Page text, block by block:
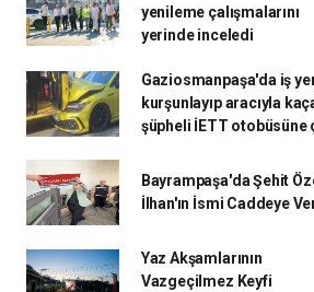
yenileme çalışmalarını
yerinde inceledi
Gaziosmanpaşa'da iş
kurşunlayıp aracıyla
şüpheli İETT otobüsüne
Bayrampaşa'da Şehit
İlhan'ın İsmi Caddeye
Yaz Akşamlarının
Vazgeçilmez Keyfi